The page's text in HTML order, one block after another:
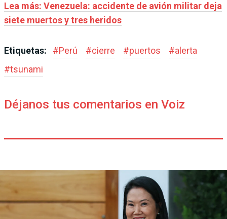
Lea más: Venezuela: accidente de avión militar deja
siete muertos y tres heridos
Etiquetas: #Perú #cierre #puertos #alerta
#tsunami
Déjanos tus comentarios en Voiz